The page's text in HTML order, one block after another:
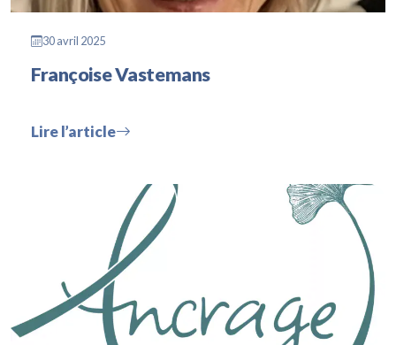
30 avril 2025
Françoise Vastemans
Lire l’article